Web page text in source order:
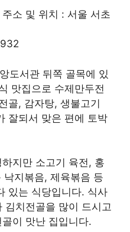
소 및 위치 : 서울 서초
도서관 뒤쪽 골목에 있
맛집으로 수제만두전
골, 감자탕, 생불고기
잘되서 맞은 편에 토박
지만 소고기 육전, 홍
지볶음, 제육볶음 등
있는 식당입니다. 식사
김치전골을 많이 드시고
이 맛난 집입니다.